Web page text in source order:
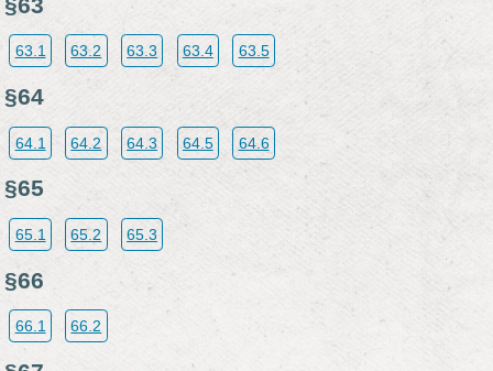
63.1 63.2 63.3 63.4 63.5
§64
64.1 64.2 64.3 64.5 64.6
§65
65.1 65.2 65.3
§66
66.1 66.2